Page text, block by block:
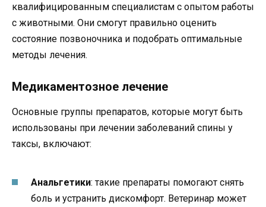
квалифицированным специалистам с опытом работы
с животными. Они смогут правильно оценить
состояние позвоночника и подобрать оптимальные
методы лечения.
Медикаментозное лечение
Основные группы препаратов, которые могут быть
использованы при лечении заболеваний спины у
таксы, включают:
Анальгетики: такие препараты помогают снять
боль и устранить дискомфорт. Ветеринар может